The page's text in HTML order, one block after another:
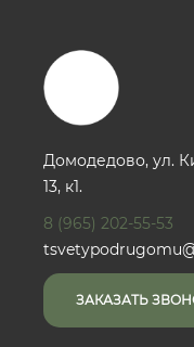
Домодедово, ул.
13, к1.
8 (965) 202-55-53
ЗАКАЗАТЬ